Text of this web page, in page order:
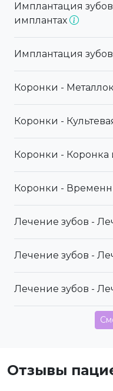
Имплантация
имплантах
Имплантация
Коронки -
Коронки -
Коронки -
Коронки -
Лечение зубов -
Лечение зубов -
Лечение зубов -
Отзывы